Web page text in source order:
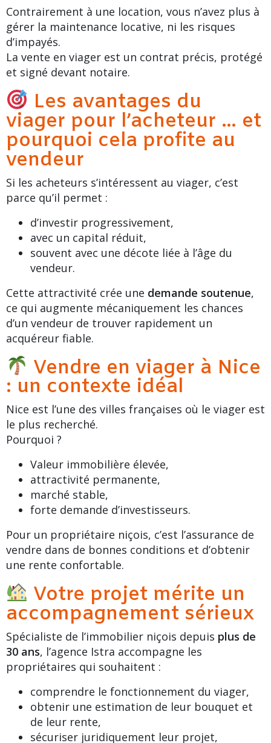
Contrairement à une location, vous n’avez plus à
gérer la maintenance locative, ni les risques
d’impayés.
La vente en viager est un contrat précis, protégé
et signé devant notaire.
Les avantages du
viager pour l’acheteur … et
pourquoi cela profite au
vendeur
Si les acheteurs s’intéressent au viager, c’est
parce qu’il permet :
d’investir progressivement,
avec un capital réduit,
souvent avec une décote liée à l’âge du
vendeur.
Cette attractivité crée une demande soutenue,
ce qui augmente mécaniquement les chances
d’un vendeur de trouver rapidement un
acquéreur fiable.
Vendre en viager à Nice
: un contexte idéal
Nice est l’une des villes françaises où le viager est
le plus recherché.
Pourquoi ?
Valeur immobilière élevée,
attractivité permanente,
marché stable,
forte demande d’investisseurs.
Pour un propriétaire niçois, c’est l’assurance de
vendre dans de bonnes conditions et d’obtenir
une rente confortable.
Votre projet mérite un
accompagnement sérieux
Spécialiste de l’immobilier niçois depuis plus de
30 ans, l’agence Istra accompagne les
propriétaires qui souhaitent :
comprendre le fonctionnement du viager,
obtenir une estimation de leur bouquet et
de leur rente,
sécuriser juridiquement leur projet,